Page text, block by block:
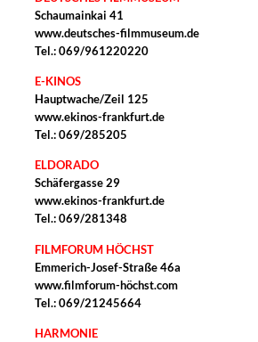
Schaumainkai 41
www.deutsches-filmmuseum.de
Tel.: 069/961220220
E-KINOS
Hauptwache/Zeil 125
www.ekinos-frankfurt.de
Tel.: 069/285205
ELDORADO
Schäfergasse 29
www.ekinos-frankfurt.de
Tel.: 069/281348
FILMFORUM HÖCHST
Emmerich-Josef-Straße 46a
www.filmforum-höchst.com
Tel.: 069/21245664
HARMONIE